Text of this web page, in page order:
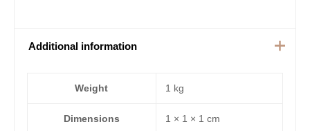
Additional information
Weight 1 kg
Dimensions 1 × 1 × 1 cm